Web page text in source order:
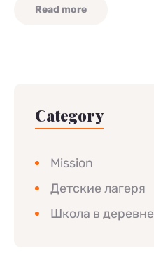
Read more
Category
Mission
Детские лагеря
Школа в деревне